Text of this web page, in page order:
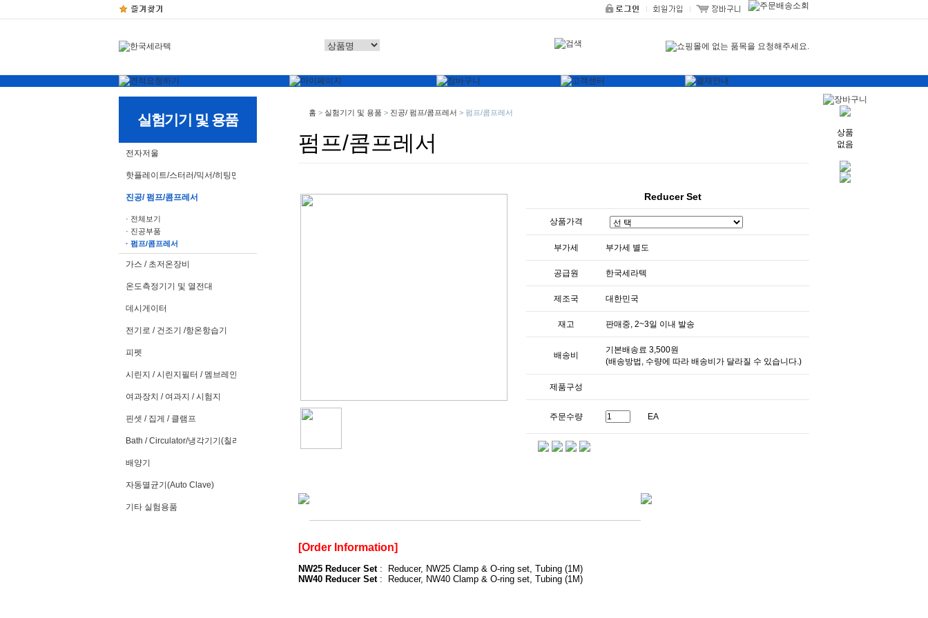
실험기기 및 용품
전자저울
핫플레이트/스터러/믹서/히팅맨틀
진공/ 펌프/콤프레서
· 전체보기
· 진공부품
· 펌프/콤프레서
가스 / 초저온장비
온도측정기기 및 열전대
데시게이터
전기로 / 건조기 /항온항습기
피펫
시린지 / 시린지필터 / 멤브레인필터
여과장치 / 여과지 / 시험지
핀셋 / 집게 / 클램프
Bath / Circulator/냉각기기(칠러)
배양기
자동멸균기(Auto Clave)
기타 실험용품
홈 > 실험기기 및 용품 > 진공/ 펌프/콤프레서 > 펌프/콤프레서
펌프/콤프레서
Reducer Set
상품가격
부가세 부가세 별도
공급원 한국세라텍
제조국 대한민국
재고 판매중, 2~3일 이내 발송
배송비
기본배송료 3,500원
(배송방법, 수량에 따라 배송비가 달라질 수 있습니다.)
제품구성
주문수량 EA
[Order Information]
NW25 Reducer Set: Reducer, NW25 Clamp & O-ring set, Tubing (1M)
NW40 Reducer Set: Reducer, NW40 Clamp & O-ring set, Tubing (1M)
상품
없음